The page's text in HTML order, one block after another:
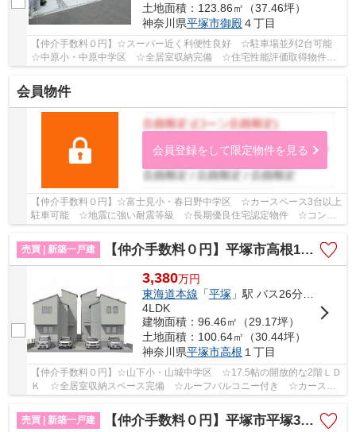
土地面積：123.86㎡（37.46坪）
神奈川県平塚市御殿４丁目
【仲介手数料０円】☆スーパー近く利便性良好 ☆駐車場並列2台可能
☆中原小・中原中学区 ☆全居室収納完備 ☆住宅性能評価取得物件
会員物件
会員登録をして限定物件を見る
【仲介手数料０円】☆富士見小・春日野中学区 ☆カースペース3台以上
駐車可能 ☆地震に強い耐震等級 ☆長期優良住宅認定物件 ☆コンビ
ニ徒歩圏内 ☆収納スペース豊富♪ 【平塚市の新築一...
売買 | 新築一戸建
【仲介手数料０円】平塚市高根1丁目 新築一戸建て 全2棟
3,380万円
東海道本線 「平塚 」駅 バス26分 「山下（平塚市）」 停歩3分
4LDK
建物面積：96.46㎡（29.17坪）
土地面積：100.64㎡（30.44坪）
神奈川県平塚市高根 １丁目
【仲介手数料０円】☆山下小・山城中学区 ☆17.5帖の開放的な2階ＬＤ
Ｋ ☆全居室収納スペース完備 ☆ルーフバルコニー付き ☆カースペ
ース並列2台駐車可能（車種による） ☆リビングイ...
売買 | 新築一戸建
【仲介手数料０円】平塚市平塚3丁目 新築一戸建て